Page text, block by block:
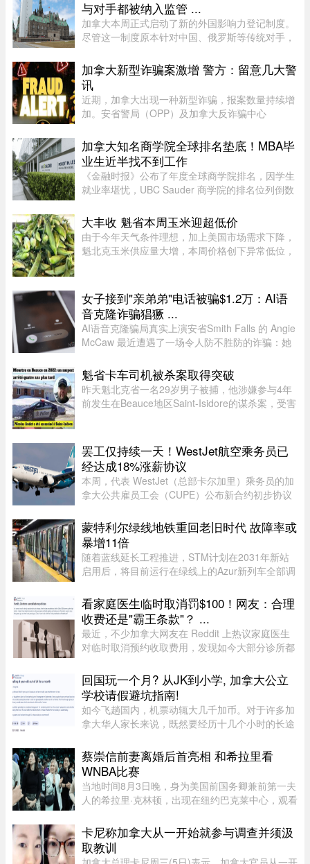
与对手都被纳入监管 ...
加拿大本周正式启动了新的外国影响力登记制度。
尽管这一制度原本针对中国、俄罗斯等传统对手，
管。该制度在立法通过两年后启动实施，旨在通过
要求相关活动公开申报、设 ...
加拿大新型诈骗案激增 警方：留意几大警
讯
近期，加拿大出现一种新型诈骗，报案数量持续增
加。安省警局（OPP）及加拿大反诈骗中心
府机构，已针对这类手法日益复杂的骗局发出警
告。加拿大四大电信公司——罗渣士 ...
加拿大知名商学院全球排名垫底！MBA毕
业生近半找不到工作
《金融时报》公布了年度全球商学院排名，因学生
就业率堪忧，UBC Sauder 商学院的排名位列倒数
有 53% 的人表示毕业三个月内找到工作。图片：
RICHARD LAM /PNG在今年的 MB ...
大丰收 魁省本周玉米迎超低价
由于今年天气条件理想，加上美国市场需求下降，
魁北克玉米供应量大增，本周价格创下异常低位，
人David Côté表示， ...
女子接到"亲弟弟"电话被骗$1.2万：AI语
音克隆诈骗猖獗 ...
AI语音克隆骗局真实上演安省Smith Falls 的 Angie
McCaw 最近遭遇了一场令人防不胜防的诈骗：她
叫出了她弟弟的名字，连声音都几乎一模一
样。"电话那头听起来真的就是我 ...
魁省卡车司机被杀案取得突破
昨天魁北克省一名29岁男子被捕，他涉嫌参与4年
前发生在Beauce地区Saint-Isidore的谋杀案，受害
人étienne Gourde。Gourde将在 ...
罢工仅持续一天！WestJet航空乘务员已
经达成18%涨薪协议
本周，代表 WestJet（总部卡尔加里）乘务员的加
拿大公共雇员工会（CUPE）公布新合约初步协议
时段津贴"，地面工作也获补偿；休息时间增加；
餐食和制服津贴上调；其他一系 ...
蒙特利尔绿线地铁重回老旧时代 故障率或
暴增11倍
随着蓝线延长工程推进，STM计划在2031年新站
启用后，将目前运行在绿线上的Azur新列车全部调
客流量最高的绿线可能几乎全部由服役多年的MR-
73老旧列车运营。Projet Montr ...
看家庭医生临时取消罚$100！网友：合理
收费还是"霸王条款"？ ...
最近，不少加拿大网友在 Reddit 上热议家庭医生
对临时取消预约收取费用，发现如今大部分诊所都
$60至$100之间。多名网友表示，这类收费政策其
实已经实行十年以上，$60 ...
回国玩一个月? 从JK到小学, 加拿大公立
学校请假避坑指南!
如今飞趟国内，机票动辄大几千加币。对于许多加
拿大华人家长来说，既然要经历十几个小时的长途
趁着孩子还小，请假回国待上一个月，让孩子好好
陪陪爷爷奶奶，成了不少 ...
蔡崇信前妻离婚后首亮相 和希拉里看
WNBA比赛
当地时间8月3日晚，身为美国前国务卿兼前第一夫
人的希拉里·克林顿，出现在纽约巴克莱中心，观看
队。主场作战的纽约自由队最终以 95-83 获胜，位
列总积分榜第七位，而风暴 ...
卡尼称加拿大从一开始就参与调查并须汲
取教训